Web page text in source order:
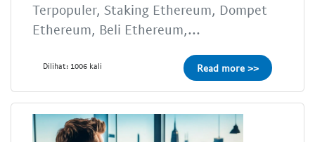
Terpopuler, Staking Ethereum, Dompet
Ethereum, Beli Ethereum,...
Dilihat: 1006 kali Read more >>